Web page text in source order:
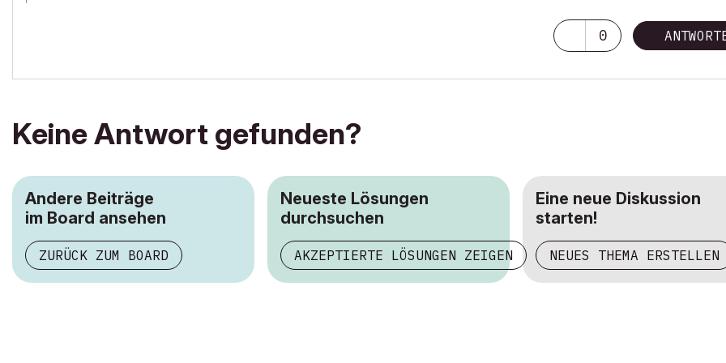
0
Keine Antwort gefunden?
Andere Beiträge
im Board ansehen
ZURÜCK ZUM BOARD
Neueste Lösungen
durchsuchen
AKZEPTIERTE LÖSUNGEN ZEIGEN
Eine neue Diskussion
starten!
NEUES THEMA ERSTELLEN